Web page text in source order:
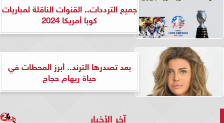
جميع الترددات.. القنوات الناقلة لمباريات
كوبا أمريكا 2024
بعد تصدرها الترند.. أبرز المحطات في
حياة ريهام حجاج
آخر الأخبار